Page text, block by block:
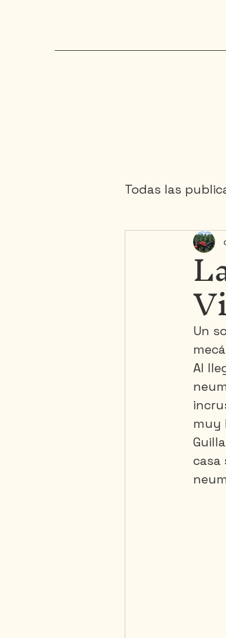
Todas las
Chaudière-
Maritimes
Saguenay
Un
Al
muy
casa